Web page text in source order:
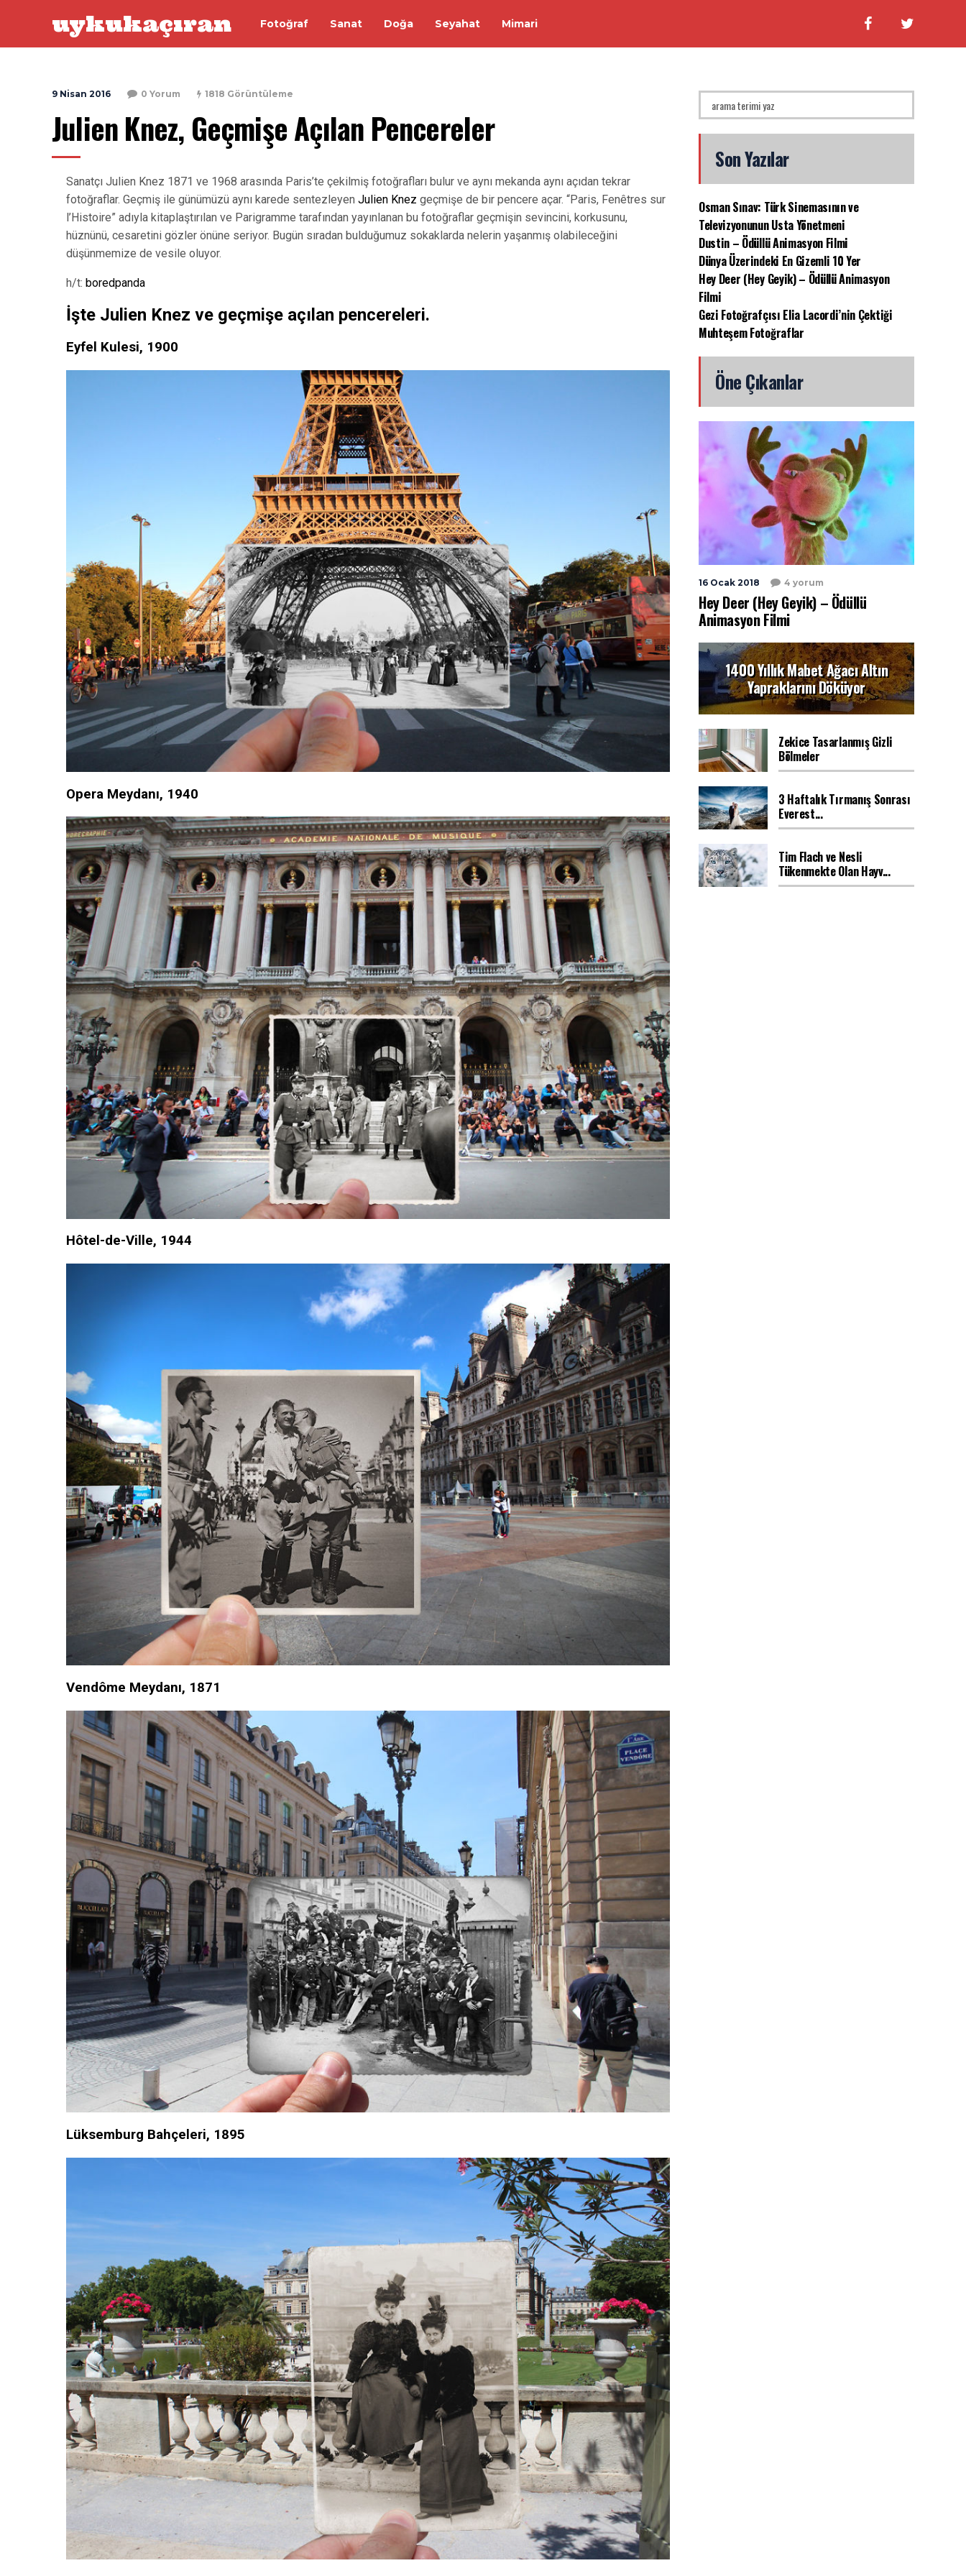
uykukaçıran Fotoğraf Sanat Doğa Seyahat Mimari
9 Nisan 2016 0 Yorum 1818 Görüntüleme
Julien Knez, Geçmişe Açılan Pencereler
Sanatçı Julien Knez 1871 ve 1968 arasında Paris’te çekilmiş fotoğrafları bulur ve aynı mekanda aynı açıdan tekrar
fotoğraflar. Geçmiş ile günümüzü aynı karede sentezleyen Julien Knez geçmişe de bir pencere açar. “Paris, Fenêtres sur
l’Histoire” adıyla kitaplaştırılan ve Parigramme tarafından yayınlanan bu fotoğraflar geçmişin sevincini, korkusunu,
hüznünü, cesaretini gözler önüne seriyor. Bugün sıradan bulduğumuz sokaklarda nelerin yaşanmış olabileceğini
düşünmemize de vesile oluyor.
h/t: boredpanda
İşte Julien Knez ve geçmişe açılan pencereleri.
Eyfel Kulesi, 1900
Opera Meydanı, 1940
Hôtel-de-Ville, 1944
Vendôme Meydanı, 1871
Lüksemburg Bahçeleri, 1895
Son Yazılar
Osman Sınav: Türk Sinemasının ve
Televizyonunun Usta Yönetmeni
Dustin – Ödüllü Animasyon Filmi
Dünya Üzerindeki En Gizemli 10 Yer
Hey Deer (Hey Geyik) – Ödüllü Animasyon
Filmi
Gezi Fotoğrafçısı Elia Lacordi’nin Çektiği
Muhteşem Fotoğraflar
Öne Çıkanlar
16 Ocak 2018 4 yorum
Hey Deer (Hey Geyik) – Ödüllü
Animasyon Filmi
1400 Yıllık Mabet Ağacı Altın
Yapraklarını Döküyor
Zekice Tasarlanmış Gizli
Bölmeler
3 Haftalık Tırmanış Sonrası
Everest...
Tim Flach ve Nesli
Tükenmekte Olan Hayv...